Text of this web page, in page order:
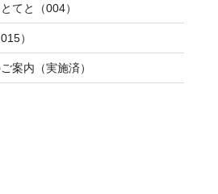
てと（004）
）
案内（実施済）